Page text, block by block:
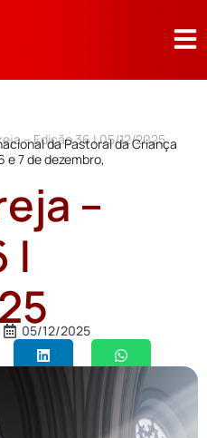
– Edição 36 | 05/12/2025
da Pastoral da Criança
e 7 de dezembro,
–
|
05/12/2025